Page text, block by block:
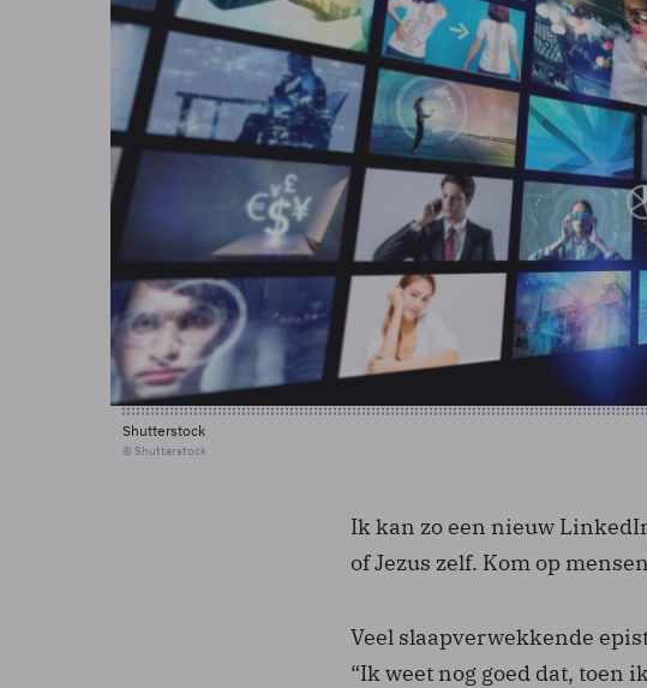
Shutterstock
© Shutterstock
Ik kan zo een nieuw
of Jezus zelf. Kom op
Veel slaapverwekkende
“Ik weet nog goed dat, toen